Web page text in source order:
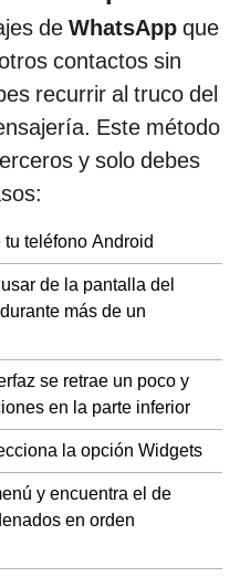
de WhatsApp que
contactos sin
recurrir al truco del
Este método
y solo debes
teléfono Android
de la pantalla del
más de un
se retrae un poco y
en la parte inferior
la opción Widgets
y encuentra el de
en orden